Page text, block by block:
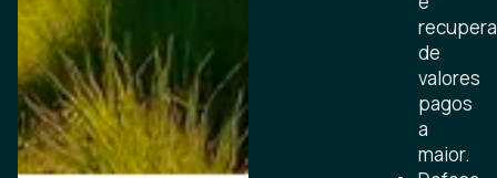
de
valores
pagos
a
maior.